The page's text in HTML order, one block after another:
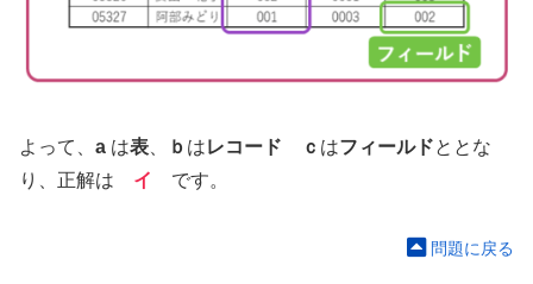
よって、 a は表 ｂ はレコード ｃ はフィールドととな
り、正解は イ です。
問題に戻る